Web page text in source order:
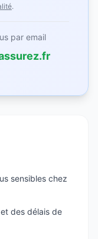
.
par email
sensibles chez
des délais de